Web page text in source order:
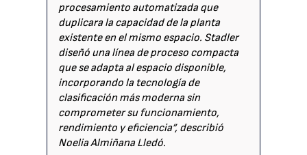
procesamiento automatizada que
duplicara la capacidad de la planta
existente en el mismo espacio. Stadler
diseñó una línea de proceso compacta
que se adapta al espacio disponible,
incorporando la tecnología de
clasificación más moderna sin
comprometer su funcionamiento,
rendimiento y eficiencia”, describió
Noelia Almiñana Lledó.